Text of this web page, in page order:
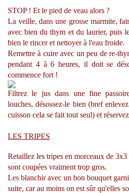
STOP ! Et le pied de veau alors ?
La veille, dans une grosse marmite,
avec bien du thym et du laurier, puis
bien le rincer et nettoyer à l'eau froide.
Remettre à cuire avec un peu de re-
pendant 4 à 6 heures, il doit se
commence fort !
Filtrez le jus dans une fine
louches, désossez-le bien (bref
cuisson cela se fait tout seul) et
LES TRIPES
Retaillez les tripes en morceaux de
sont coupées vraiment trop gros.
Les blanchir avec un bon bouquet
suite, car au moins on est sûr qu'elles